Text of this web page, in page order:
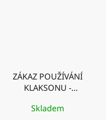
ZÁKAZ POUŽÍVÁNÍ
KLAKSONU -
Skladem